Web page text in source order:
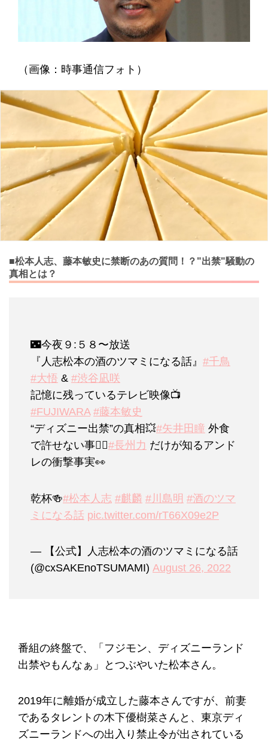
（画像：時事通信フォト）
■松本人志、藤本敏史に禁断のあの質問！？"出禁"騒動の
真相とは？
🌃今夜９:５８〜放送
『人志松本の酒のツマミになる話』 #千鳥
#大悟 & #渋谷凪咲
記憶に残っているテレビ映像📺
#FUJIWARA #藤本敏史
“ディズニー出禁”の真相💥#矢井田瞳 外食
で許せない事🙅‍♀️#長州力 だけが知るアンド
レの衝撃事実👀
乾杯🍻#松本人志 #麒麟 #川島明 #酒のツマ
ミになる話 pic.twitter.com/rT66X09e2P
— 【公式】人志松本の酒のツマミになる話
(@cxSAKEnoTSUMAMI) August 26, 2022
番組の終盤で、「フジモン、ディズニーランド
出禁やもんなぁ」とつぶやいた松本さん。
2019年に離婚が成立した藤本さんですが、前妻
であるタレントの木下優樹菜さんと、東京ディ
ズニーランドへの出入り禁止令が出されている